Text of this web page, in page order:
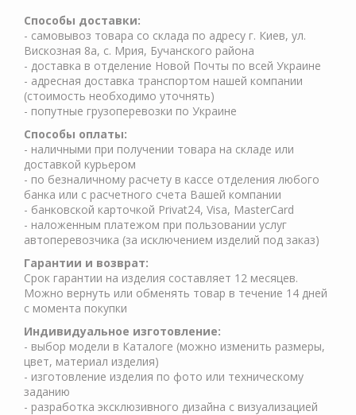
Cпособы доставки:
- самовывоз товара со склада по адресу г. Киев, ул.
Вискозная 8а, с. Мрия, Бучанского района
- доставка в отделение Новой Почты по всей Украине
- адресная доставка транспортом нашей компании
(стоимость необходимо уточнять)
- попутные грузоперевозки по Украине
Способы оплаты:
- наличными при получении товара на складе или
доставкой курьером
- по безналичному расчету в кассе отделения любого
банка или с расчетного счета Вашей компании
- банковской карточкой Privat24, Visa, MasterCard
- наложенным платежом при пользовании услуг
автоперевозчика (за исключением изделий под заказ)
Гарантии и возврат:
Срок гарантии на изделия составляет 12 месяцев.
Можно вернуть или обменять товар в течение 14 дней
с момента покупки
Индивидуальное изготовление:
- выбор модели в Каталоге (можно изменить размеры,
цвет, материал изделия)
- изготовление изделия по фото или техническому
заданию
- разработка эксклюзивного дизайна с визуализацией